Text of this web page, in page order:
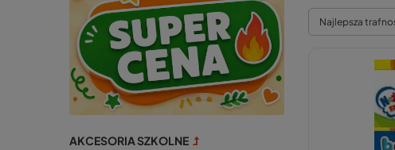
AKCESORIA SZKOLNE
Najlepsza